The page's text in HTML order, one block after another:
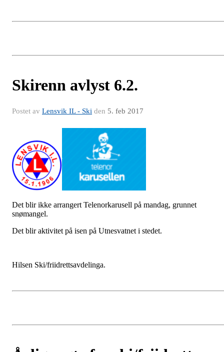
Skirenn avlyst 6.2.
Postet av Lensvik IL - Ski den 5. feb 2017
Det blir ikke arrangert Telenorkarusell på mandag, grunnet
snømangel.
Det blir aktivitet på isen på Utnesvatnet i stedet.
Hilsen Ski/friidrettsavdelinga.